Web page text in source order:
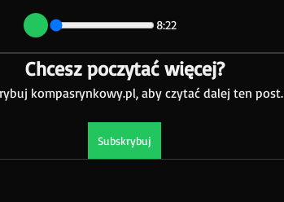
8:22
Chcesz poczytać więcej?
kompasrynkowy.pl, aby czytać dalej ten post.
Subskrybuj